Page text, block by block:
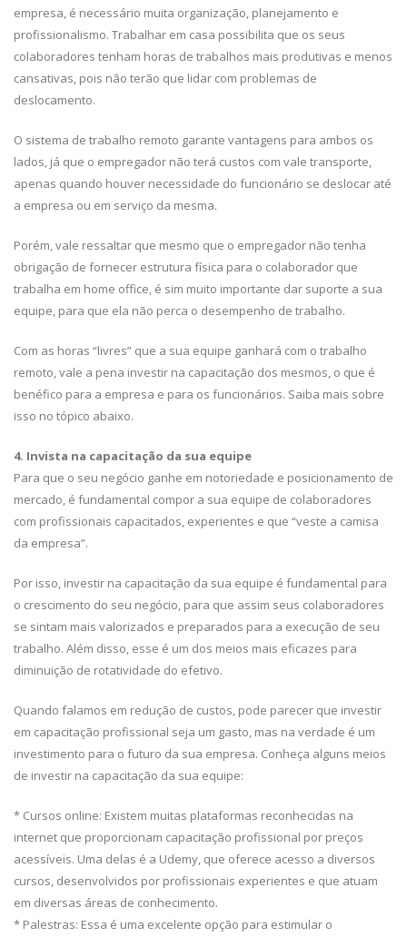
empresa, é necessário muita organização, planejamento e
profissionalismo. Trabalhar em casa possibilita que os seus
colaboradores tenham horas de trabalhos mais produtivas e menos
cansativas, pois não terão que lidar com problemas de
deslocamento.
O sistema de trabalho remoto garante vantagens para ambos os
lados, já que o empregador não terá custos com vale transporte,
apenas quando houver necessidade do funcionário se deslocar até
a empresa ou em serviço da mesma.
Porém, vale ressaltar que mesmo que o empregador não tenha
obrigação de fornecer estrutura física para o colaborador que
trabalha em home office, é sim muito importante dar suporte a sua
equipe, para que ela não perca o desempenho de trabalho.
Com as horas “livres” que a sua equipe ganhará com o trabalho
remoto, vale a pena investir na capacitação dos mesmos, o que é
benéfico para a empresa e para os funcionários. Saiba mais sobre
isso no tópico abaixo.
4. Invista na capacitação da sua equipe
Para que o seu negócio ganhe em notoriedade e posicionamento de
mercado, é fundamental compor a sua equipe de colaboradores
com profissionais capacitados, experientes e que “veste a camisa
da empresa”.
Por isso, investir na capacitação da sua equipe é fundamental para
o crescimento do seu negócio, para que assim seus colaboradores
se sintam mais valorizados e preparados para a execução de seu
trabalho. Além disso, esse é um dos meios mais eficazes para
diminuição de rotatividade do efetivo.
Quando falamos em redução de custos, pode parecer que investir
em capacitação profissional seja um gasto, mas na verdade é um
investimento para o futuro da sua empresa. Conheça alguns meios
de investir na capacitação da sua equipe:
* Cursos online: Existem muitas plataformas reconhecidas na
internet que proporcionam capacitação profissional por preços
acessíveis. Uma delas é a Udemy, que oferece acesso a diversos
cursos, desenvolvidos por profissionais experientes e que atuam
em diversas áreas de conhecimento.
* Palestras: Essa é uma excelente opção para estimular o